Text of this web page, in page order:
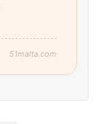
51malta.com